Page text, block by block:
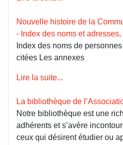
Nouvelle histoire de la
- Index des noms et
Index des noms de
citées Les annexes
Lire la suite...
La bibliothèque de
Notre bibliothèque est une
adhérents et s’avère
ceux qui désirent étudier ou